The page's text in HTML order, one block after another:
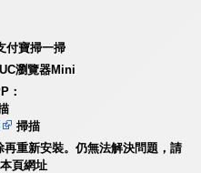
付寶掃一掃
瀏覽器Mini
：
掃描
重新安裝。仍無法解決問題，請
頁網址